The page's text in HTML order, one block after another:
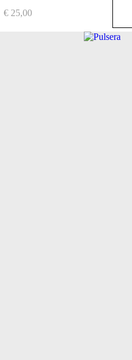
€ 25,00